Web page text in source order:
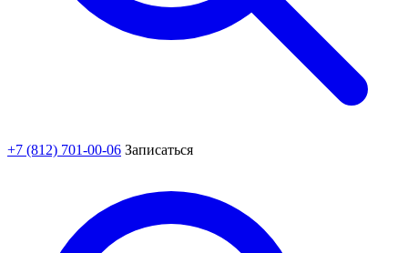
+7 (812) 701-00-06 Записаться